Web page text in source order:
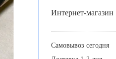
Интернет-магазин
Самовывоз сегодня